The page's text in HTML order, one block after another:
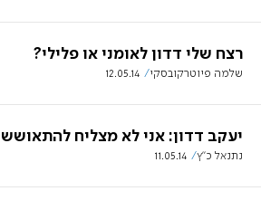
רצח שלי דדון לאומני או פלילי?
שלמה פיוטרקובסקי 12.05.14
יעקב דדון: אני לא מצליח להתאושש
נתנאל כ"ץ 11.05.14